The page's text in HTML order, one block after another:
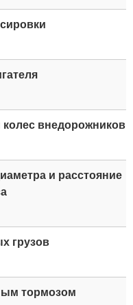
внедорожников
и расстояние
грузов
тормозом